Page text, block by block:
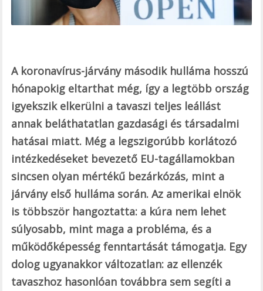
A koronavírus-járvány második hulláma hosszú
hónapokig eltarthat még, így a legtöbb ország
igyekszik elkerülni a tavaszi teljes leállást
annak beláthatatlan gazdasági és társadalmi
hatásai miatt. Még a legszigorúbb korlátozó
intézkedéseket bevezető EU-tagállamokban
sincsen olyan mértékű bezárkózás, mint a
járvány első hulláma során. Az amerikai elnök
is többször hangoztatta: a kúra nem lehet
súlyosabb, mint maga a probléma, és a
működőképesség fenntartását támogatja. Egy
dolog ugyanakkor változatlan: az ellenzék
tavaszhoz hasonlóan továbbra sem segíti a